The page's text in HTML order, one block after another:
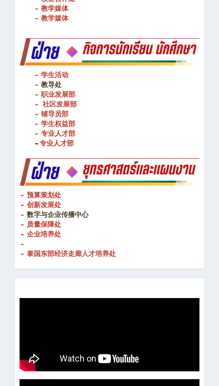
- 教学媒体
- 教学媒体
- 学生活动
- 教导处
- 职业发展部
- 社区发展部
- 辅导员部
- 学生权益部
- 专业人才部
-专业人才部
- 预算策划处
- 创新发展处
- 数字与企业传播中心
- 质量保障处
- 企业培养处
-
- 泰国东部经济走廊人才培养处